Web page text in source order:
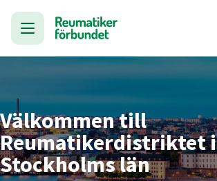
Välkommen till
Reumatikerdistriktet i
Stockholms län